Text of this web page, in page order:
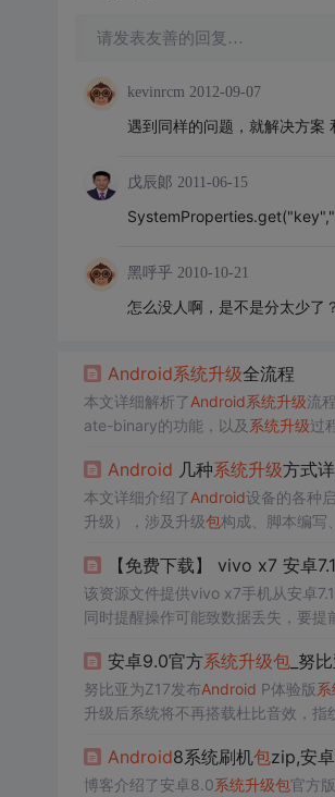
请发表友善的回复…
kevinrcm 2012-09-07
遇到同样的问题，就解决方案
戊辰郞 2011-06-15
黑呼乎 2010-10-21
怎么没人啊，是不是分太少了
Android系统升级全流程
本文详细解析了Android系统升级流
ate-binary的功能，以及 系统升级过
Android 几种系统升级方式
本文详细介绍了Android设备的各种
升级），涉及升级包构成、脚本编写
【免费下载】 vivo x7 安卓
该资源文件提供vivo x7手机从安卓
同时提醒操作可能致数据丢失，要提
安卓9.0官方系统升级包_努
努比亚为Z17发布Android P体验版
升级后系统将不再搭载杜比音效，指
Android8系统刷机包zip,安
博客介绍了安卓8.0系统升级包官方